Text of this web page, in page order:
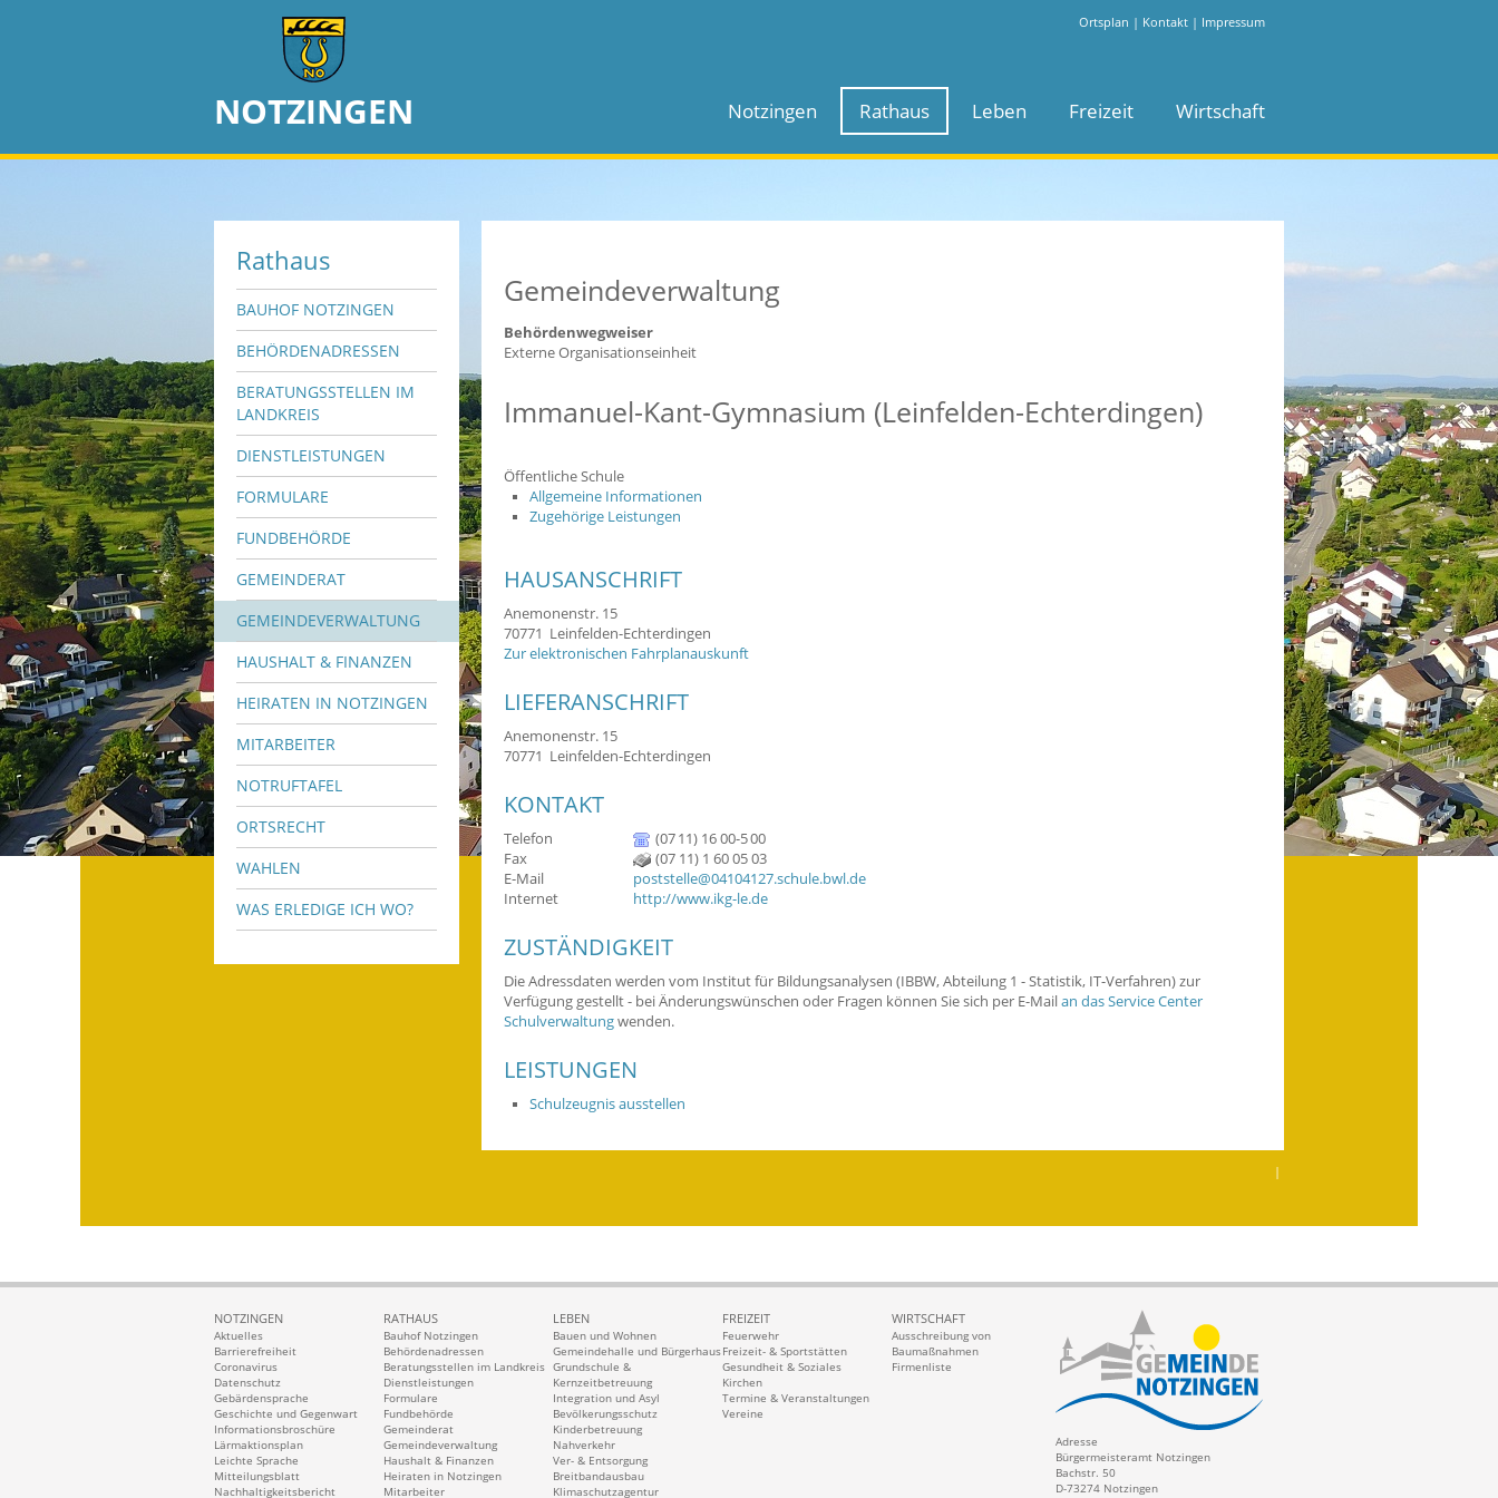
Ortsplan | Kontakt | Impressum
NOTZINGEN Notzingen Rathaus Leben Freizeit Wirtschaft
Rathaus
BAUHOF NOTZINGEN
BEHÖRDENADRESSEN
BERATUNGSSTELLEN IM
LANDKREIS
DIENSTLEISTUNGEN
FORMULARE
FUNDBEHÖRDE
GEMEINDERAT
GEMEINDEVERWALTUNG
HAUSHALT & FINANZEN
HEIRATEN IN NOTZINGEN
MITARBEITER
NOTRUFTAFEL
ORTSRECHT
WAHLEN
WAS ERLEDIGE ICH WO?
Gemeindeverwaltung
Behördenwegweiser
Externe Organisationseinheit
Immanuel-Kant-Gymnasium (Leinfelden-Echterdingen)
Öffentliche Schule
Allgemeine Informationen
Zugehörige Leistungen
HAUSANSCHRIFT
Anemonenstr. 15
70771 Leinfelden-Echterdingen
Zur elektronischen Fahrplanauskunft
LIEFERANSCHRIFT
Anemonenstr. 15
70771 Leinfelden-Echterdingen
KONTAKT
Telefon (0711) 1600-500
Fax
(07 11) 1 600503
E-Mail
poststelle@04104127.schule.bwl.de
Internet
http://www.ikg-le.de
ZUSTÄNDIGKEIT
Die Adressdaten werden vom Institut für Bildungsanalysen (IBBW, Abteilung 1 - Statistik, IT-Verfahren) zur
Verfügung gestellt - bei Änderungswünschen oder Fragen können Sie sich per E-Mailan das Service Center
Schulverwaltungwenden.
LEISTUNGEN
Schulzeugnis ausstellen
|
NOTZINGEN
Aktuelles
Barrierefreiheit
Coronavirus
Datenschutz
Gebärdensprache
Geschichte und Gegenwart
Informationsbroschüre
Lärmaktionsplan
Leichte Sprache
Mitteilungsblatt
Nachhaltigkeitsbericht
RATHAUS
Bauhof Notzingen
Behördenadressen
Beratungsstellen im Landkreis
Dienstleistungen
Formulare
Fundbehörde
Gemeinderat
Gemeindeverwaltung
Haushalt & Finanzen
Heiraten in Notzingen
Mitarbeiter
LEBEN
Bauen und Wohnen
Gemeindehalle und Bürgerhaus
Grundschule &
Kernzeitbetreuung
Integration und Asyl
Bevölkerungsschutz
Kinderbetreuung
Nahverkehr
Ver- & Entsorgung
Breitbandausbau
Klimaschutzagentur
FREIZEIT
Feuerwehr
Freizeit- & Sportstätten
Gesundheit & Soziales
Kirchen
Termine & Veranstaltungen
Vereine
WIRTSCHAFT
Ausschreibung von
Baumaßnahmen
Firmenliste
Adresse
Bürgermeisteramt Notzingen
Bachstr. 50
D-73274 Notzingen